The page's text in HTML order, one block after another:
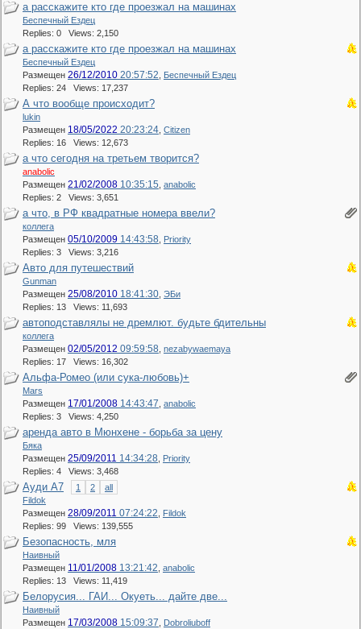
а расскажите кто где проезжал на машинах
Беспечный Ездец
Replies: 0 Views: 2,150
а расскажите кто где проезжал на машинах
Беспечный Ездец
Размещен 26/12/2010 20:57:52
Беспечный Ездец
Replies: 24 Views: 17,237
А что вообще происходит?
lukin
Размещен 18/05/2022 20:23:24 Citizen
Replies: 16 Views: 12,673
а что сегодня на третьем творится?
anabolic
Размещен 21/02/2008 10:35:15 anabolic
Replies: 2 Views: 3,651
а что, в РФ квадратные номера ввели?
коллега
Размещен 05/10/2009 14:43:58 Priority
Replies: 3 Views: 3,216
Авто для путешествий
Gunman
Размещен 25/08/2010 18:41:30 ЭБи
Replies: 13 Views: 11,693
автоподставлялы не дремлют. будьте бдительны
коллега
Размещен 02/05/2012 09:59:58 nezabywaemaya
Replies: 17 Views: 16,302
Альфа-Ромео (или сука-любовь)+
Mars
Размещен 17/01/2008 14:43:47 anabolic
Replies: 3 Views: 4,250
аренда авто в Мюнхене - борьба за цену
Бяка
Размещен 25/09/2011 14:34:28 Priority
Replies: 4 Views: 3,468
Ауди А7 1 2
all
Fildok
Размещен 28/09/2011 07:24:22
Fildok
Replies: 99 Views: 139,555
Безопасность, мля
Наивный
Размещен 11/01/2008 13:21:42 anabolic
Replies: 13 Views: 11,419
Белорусия... ГАИ... Окуеть... дайте две...
Наивный
Размещен 17/03/2008 15:09:37
Dobroliuboff